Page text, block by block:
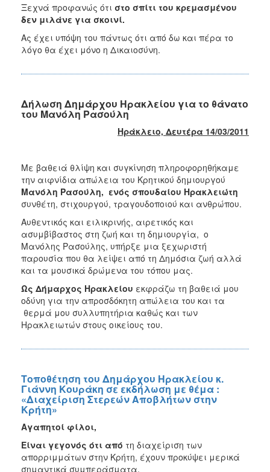
Ξεχνά προφανώς ότι στο σπίτι του κρεμασμένου
δεν μιλάνε για σκοινί.
Ας έχει υπόψη του πάντως ότι από δω και πέρα το
λόγο θα έχει μόνο η Δικαιοσύνη.
Δήλωση Δημάρχου Ηρακλείου για το θάνατο
του Μανόλη Ρασούλη
Ηράκλειο, Δευτέρα 14/03/2011
Με βαθειά θλίψη και συγκίνηση πληροφορηθήκαμε
την αιφνίδια απώλεια του Κρητικού δημιουργού
Μανόλη Ρασούλη, ενός σπουδαίου Ηρακλειώτη
συνθέτη, στιχουργού, τραγουδοποιού και ανθρώπου.
Αυθεντικός και ειλικρινής, αιρετικός και
ασυμβίβαστος στη ζωή και τη δημιουργία, ο
Μανόλης Ρασούλης, υπήρξε μια ξεχωριστή
παρουσία που θα λείψει από τη Δημόσια ζωή αλλά
και τα μουσικά δρώμενα του τόπου μας.
Ως Δήμαρχος Ηρακλείου εκφράζω τη βαθειά μου
οδύνη για την απροσδόκητη απώλεια του και τα
θερμά μου συλλυπητήρια καθώς και των
Ηρακλειωτών στους οικείους του.
Τοποθέτηση του Δημάρχου Ηρακλείου κ.
Γιάννη Κουράκη σε εκδήλωση με θέμα :
«Διαχείριση Στερεών Αποβλήτων στην
Κρήτη»
Αγαπητοί φίλοι,
Είναι γεγονός ότι από τη διαχείριση των
απορριμμάτων στην Κρήτη, έχουν προκύψει μερικά
σημαντικά συμπεράσματα.